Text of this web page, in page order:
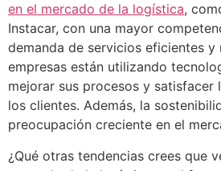
en el mercado de la logística,
Instacar, con una mayor
demanda de servicios eficientes y
empresas están utilizando
mejorar sus procesos y satisfacer
los clientes. Además, la
preocupación creciente en el
¿Qué otras tendencias crees que